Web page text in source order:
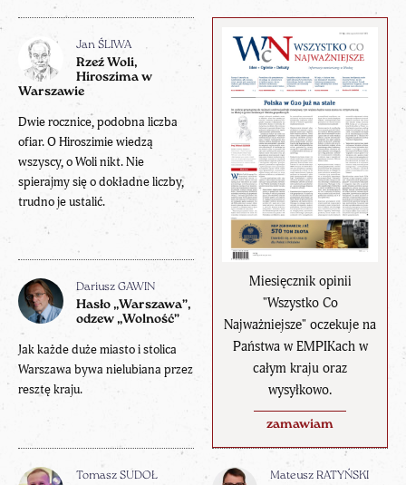
Miesięcznik opinii
"Wszystko Co
Najważniejsze" oczekuje na
Państwa w EMPIKach w
całym kraju oraz
wysyłkowo.
zamawiam
Jan ŚLIWA
Rzeź Woli,
Hiroszima w
Warszawie
Dwie rocznice, podobna liczba
ofiar. O Hiroszimie wiedzą
wszyscy, o Woli nikt. Nie
spierajmy się o dokładne liczby,
trudno je ustalić.
Dariusz GAWIN
Hasło „Warszawa”,
odzew „Wolność”
Jak każde duże miasto i stolica
Warszawa bywa nielubiana przez
resztę kraju.
Tomasz SUDOŁ Mateusz RATYŃSKI